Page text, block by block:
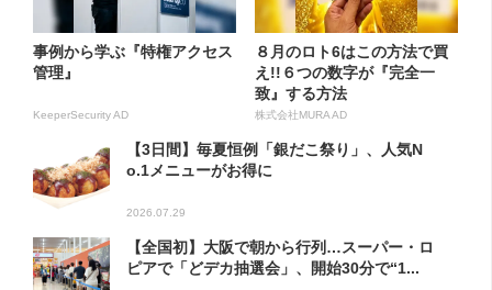
事例から学ぶ『特権アクセス
管理』
KeeperSecurity AD
８月のロト6はこの方法で買
え!!６つの数字が『完全一
致』する方法
株式会社MURA AD
【3日間】毎夏恒例「銀だこ祭り」、人気N
o.1メニューがお得に
2026.07.29
【全国初】大阪で朝から行列…スーパー・ロ
ピアで「どデカ抽選会」、開始30分で“1...